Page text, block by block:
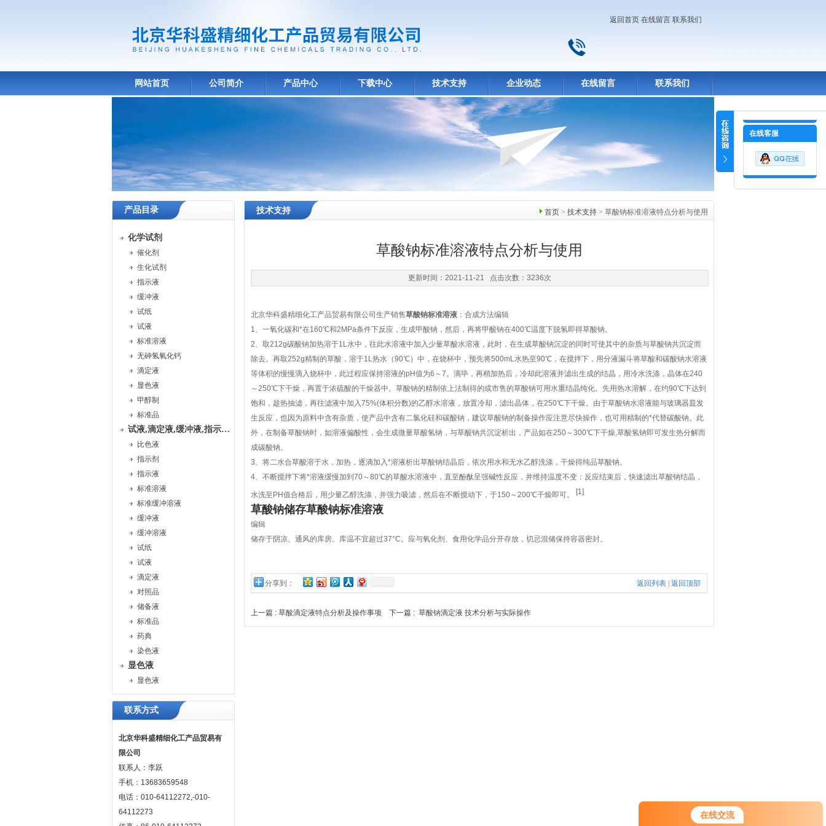
在线交流
您好！欢迎前来咨询，很高兴为您
服务，请问您要咨询什么问题呢？
返回首页 在线留言 联系我们
网站首页 公司简介 产品中心 下载中心 技术支持 企业动态 在线留言 联系我们
产品目录
化学试剂
催化剂
生化试剂
指示液
缓冲液
试纸
试液
标准溶液
无砷氢氧化钙
滴定液
显色液
甲醇制
标准品
试液,滴定液,缓冲液,指示液,试纸
比色液
指示剂
指示液
标准溶液
标准缓冲溶液
缓冲液
缓冲溶液
试纸
试液
滴定液
对照品
储备液
标准品
药典
染色液
显色液
显色液
联系方式
北京华科盛精细化工产品贸易有
限公司
联系人：李跃
手机：13683659548
电话：010-64112272,-010-
64112273
首页 > 技术支持 > 草酸钠标准溶液特点分析与使用
技术支持
草酸钠标准溶液特点分析与使用
更新时间：2021-11-21 点击次数：3236次
北京华科盛精细化工产品贸易有限公司生产销售草酸钠标准溶液 ：合成方法编辑
1、一氧化碳和*在160℃和2MPa条件下反应，生成甲酸钠，然后，再将甲酸钠在400℃温度下脱氢即得草酸钠。
2、取212g碳酸钠加热溶于1L水中，往此水溶液中加入少量草酸水溶液，此时，在生成草酸钠沉淀的同时可使其中的杂质与草酸钠共沉淀而
除去。再取252g精制的草酸，溶于1L热水（90℃）中，在烧杯中，预先将500mL水热至90℃，在搅拌下，用分液漏斗将草酸和碳酸钠水溶液
等体积的慢慢滴入烧杯中，此过程应保持溶液的pH值为6～7。滴毕，再稍加热后，冷却此溶液并滤出生成的结晶，用冷水洗涤，晶体在240
～250℃下干燥，再置于浓硫酸的干燥器中。草酸钠的精制依上法制得的或市售的草酸钠可用水重结晶纯化。先用热水溶解，在约90℃下达到
饱和，趁热抽滤，再往滤液中加入75%(体积分数)的乙醇水溶液，放置冷却，滤出晶体，在250℃下干燥。由于草酸钠水溶液能与玻璃器皿发
生反应，也因为原料中含有杂质，使产品中含有二氯化硅和碳酸钠，建议草酸钠的制备操作应注意尽快操作，也可用精制的*代替碳酸钠。此
外，在制备草酸钠时，如溶液偏酸性，会生成微量草酸氢钠，与草酸钠共沉淀析出，产品如在250～300℃下干燥,草酸氢钠即可发生热分解而
成碳酸钠。
3、将二水合草酸溶于水，加热，逐滴加入*溶液析出草酸钠结晶后，依次用水和无水乙醇洗涤，干燥得纯品草酸钠。
4、不断搅拌下将*溶液缓慢加到70～80℃的草酸水溶液中，直至酚酞呈强碱性反应，并维持温度不变：反应结束后，快速滤出草酸钠结晶，
水洗至PH值合格后，用少量乙醇洗涤，并强力吸滤，然后在不断搅动下，于150～200℃干燥即可。 [1]
草酸钠储存草酸钠标准溶液
编辑
储存于阴凉、通风的库房。库温不宜超过37°C。应与氧化剂、食用化学品分开存放，切忌混储保持容器密封。
分享到： 返回列表 返回顶部
上一篇 : 草酸滴定液特点分析及操作事项 下一篇 : 草酸钠滴定液 技术分析与实际操作
在线客服